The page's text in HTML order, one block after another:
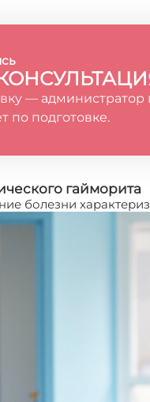
—
по подготовке.
гайморита
болезни